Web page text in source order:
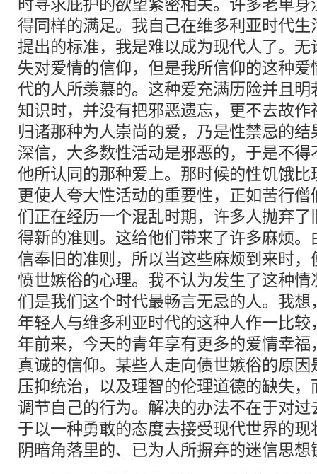
时寻求庇护的欲望紧密相关。许多老单
得同样的满足。我自己在维多利亚时代
提出的标准，我是难以成为现代人了。
失对爱情的信仰，但是我所信仰的这种
代的人所羡慕的。这种爱充满历险并且
知识时，并没有把邪恶遗忘，更不去故
归诸那种为人崇尚的爱，乃是性禁忌的
深信，大多数性活动是邪恶的，于是不
他所认同的那种爱上。那时候的性饥饿
更使人夸大性活动的重要性，正如苦行
们正在经历一个混乱时期，许多人抛弃
得新的准则。这给他们带来了许多麻烦
信奉旧的准则，所以当这些麻烦到来时
愤世嫉俗的心理。我不认为发生了这种
们是我们这个时代最畅言无忌的人。我
年轻人与维多利亚时代的这种人作一比
年前来，今天的青年享有更多的爱情幸
真诚的信仰。某些人走向债世嫉俗的原
压抑统治，以及理智的伦理道德的缺失
调节自己的行为。解决的办法不在于对
于以一种勇敢的态度去接受现代世界的
阴暗角落里的、已为人所摒弃的迷信思想